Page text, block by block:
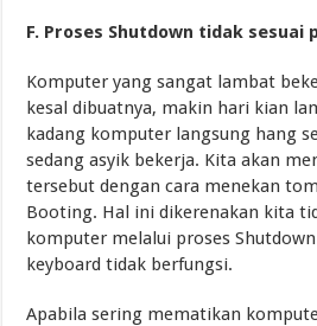
F. Proses Shutdown tidak sesuai
Komputer yang sangat lambat
kesal dibuatnya, makin hari kian
kadang komputer langsung hang
sedang asyik bekerja. Kita akan
tersebut dengan cara menekan
Booting. Hal ini dikerenakan kita
komputer melalui proses
keyboard tidak berfungsi.
Apabila sering mematikan